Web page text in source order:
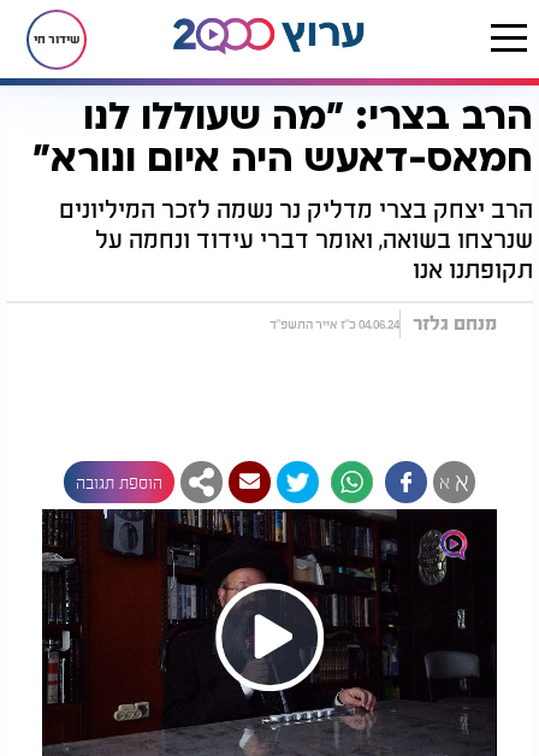
שידור חי
דף הבית יהדות הרב בצרי: "מה שעוללו לנו חמאס-דאעש היה איום ונורא"
הרב בצרי: "מה שעוללו לנו
חמאס-דאעש היה איום ונורא"
הרב יצחק בצרי מדליק נר נשמה לזכר המיליונים
שנרצחו בשואה, ואומר דברי עידוד ונחמה על
תקופתנו אנו
מנחם גלזר 04.06.24 כ"ז אייר התשפ"ד
א א הוספת תגובה
Play